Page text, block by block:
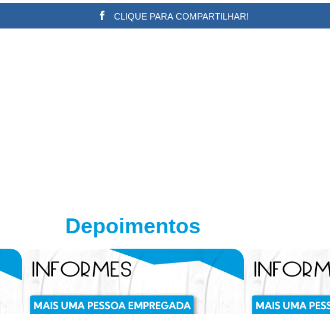
CLIQUE PARA COMPARTILHAR!
Depoimentos